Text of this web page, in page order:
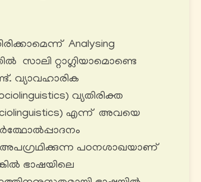
Analysing
സാലി റ്റാഗ്ലിയാമൊണ്ടെ
വ്യാവഹാരിക
വ്യതിരിക്ത
എന്ന് അവയെ
അപഗ്രഥിക്കുന്ന പഠനശാഖയാണ്
ഭാഷയിലെ